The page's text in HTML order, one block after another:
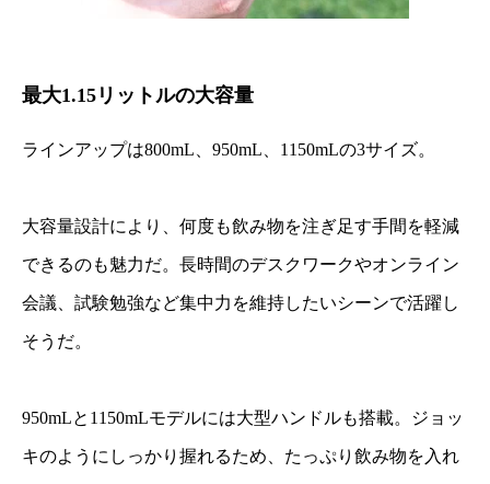
最大1.15リットルの大容量
ラインアップは800mL、950mL、1150mLの3サイズ。
大容量設計により、何度も飲み物を注ぎ足す手間を軽減
できるのも魅力だ。長時間のデスクワークやオンライン
会議、試験勉強など集中力を維持したいシーンで活躍し
そうだ。
950mLと1150mLモデルには大型ハンドルも搭載。ジョッ
キのようにしっかり握れるため、たっぷり飲み物を入れ